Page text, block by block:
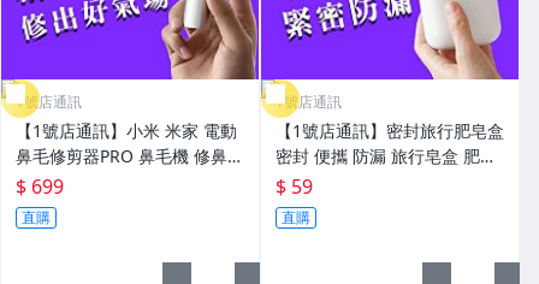
1號店通訊
【1號店通訊】小米 米家 電動
鼻毛修剪器PRO 鼻毛機 修鼻毛
鼻毛剪 除鼻毛器 電動鼻毛剪
除鼻毛機 剪鼻毛器【G0611
1】
$ 699
直購
1號店通訊
【1號店通訊】密封旅行肥皂盒
密封 便攜 防漏 旅行皂盒 肥皂
盒 瀝水皂盒 旅行 家用 攜帶式
外出皂盒 可拆洗【E11292】
$ 59
直購